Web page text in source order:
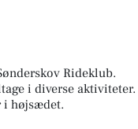
Rideklub.
i diverse aktiviteter.
i højsædet.